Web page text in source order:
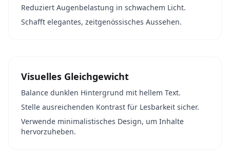
Reduziert Augenbelastung in schwachem Licht.
Schafft elegantes, zeitgenössisches Aussehen.
Visuelles Gleichgewicht
Balance dunklen Hintergrund mit hellem Text.
Stelle ausreichenden Kontrast für Lesbarkeit sicher.
Verwende minimalistisches Design, um Inhalte
hervorzuheben.